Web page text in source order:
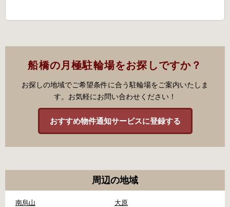
船橋の月極駐輪場をお探しですか？
お探しの地域でご希望条件に合う駐輪場をご案内いたしま
す。お気軽にお問い合わせください！
おすすめ物件通知サービスに登録する
周辺の地域
南烏山 大原